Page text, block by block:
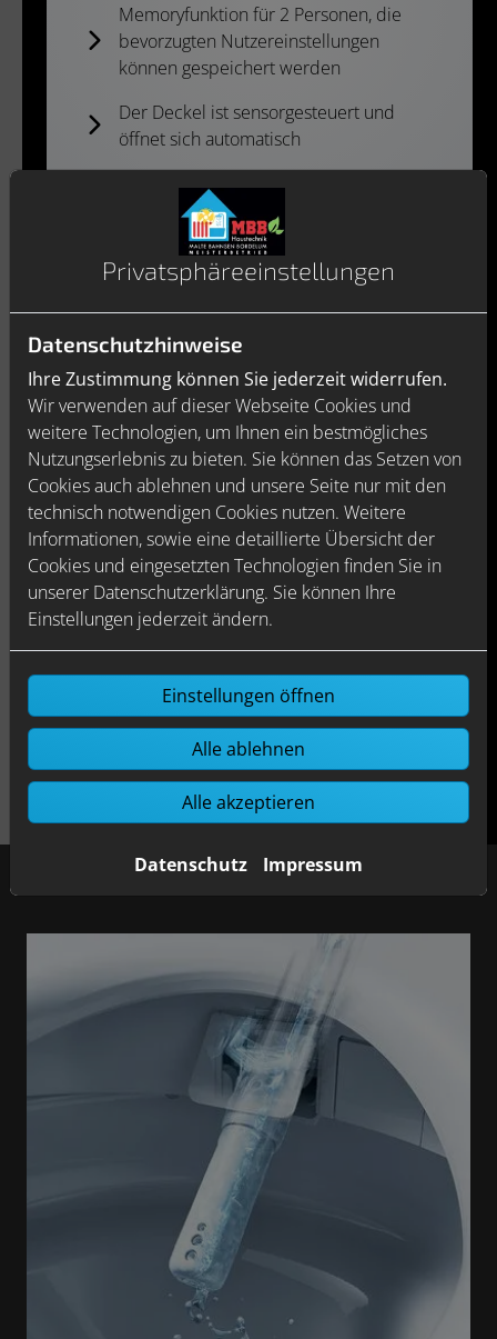
Memoryfunktion für 2 Personen, die
bevorzugten Nutzereinstellungen
können gespeichert werden
Der Deckel ist sensorgesteuert und
öffnet sich automatisch
Mehr Wohlbefinden
Sie fühlen sich nach dem Toilettengang
sauber und erfrischt
Hygiene ist ein Bedürfnis, das jeder hat.
Umso wichtiger ist es sich an den
intimsten Körperstellen sauber zu
fühlen.
Reduziertes, klares Design
Auch um die Umwelt müssen Sie sich
keine Gedanken machen. Wird das
WASHLET nicht benötigt, fährt es in den
Energiesparmodus. Außerdem hat der
Wasserverbrauch eine bessere
Ökobilanz als die Papiernutzung.
Privatsphäre­einstellungen
Datenschutzhinweise
Ihre Zustimmung können Sie jederzeit widerrufen.
Wir verwenden auf dieser Webseite Cookies und
weitere Technologien, um Ihnen ein bestmögliches
Nutzungserlebnis zu bieten. Sie können das Setzen von
Cookies auch ablehnen und unsere Seite nur mit den
technisch notwendigen Cookies nutzen. Weitere
Informationen, sowie eine detaillierte Übersicht der
Cookies und eingesetzten Technologien finden Sie in
unserer Datenschutzerklärung. Sie können Ihre
Einstellungen jederzeit ändern.
Einstellungen öffnen
Alle ablehnen
Alle akzeptieren
Datenschutz Impressum